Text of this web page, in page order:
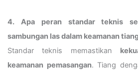
4. Apa peran standar teknis
sambungan las dalam keamanan
Standar teknis memastikan
keamanan pemasangan. Tiang